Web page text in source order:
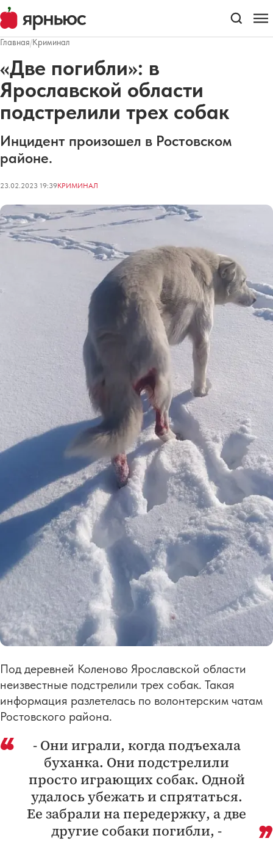
Главная/Криминал
«Две погибли»: в
Ярославской области
подстрелили трех собак
Инцидент произошел в Ростовском
районе.
23.02.2023 19:39КРИМИНАЛ
Под деревней Коленово Ярославской области
неизвестные подстрелили трех собак. Такая
информация разлетелась по волонтерским чатам
Ростовского района.
- Они играли, когда подъехала
буханка. Они подстрелили
просто играющих собак. Одной
удалось убежать и спрятаться.
Ее забрали на передержку, а две
другие собаки погибли, -